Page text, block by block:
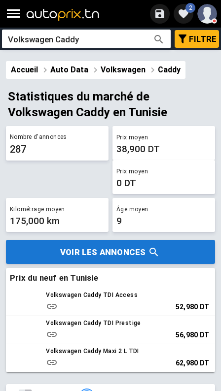
2
FILTRE
Accueil Auto Data Volkswagen Caddy
Statistiques du marché de ​
Volkswagen Caddy en Tunisie
Nombre d'annonces
287
Prix moyen
38,900 DT
Prix moyen
0 DT
Kilométrage moyen
175,000 km
Âge moyen
9
VOIR LES ANNONCES
Prix du neuf en Tunisie
Volkswagen Caddy TDI Access
52,980 DT
Volkswagen Caddy TDI Prestige
56,980 DT
Volkswagen Caddy Maxi 2 L TDI
62,980 DT